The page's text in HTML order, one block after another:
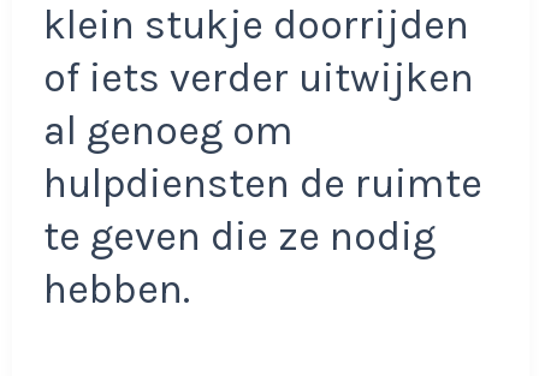
klein stukje doorrijden
of iets verder uitwijken
al genoeg om
hulpdiensten de ruimte
te geven die ze nodig
hebben.